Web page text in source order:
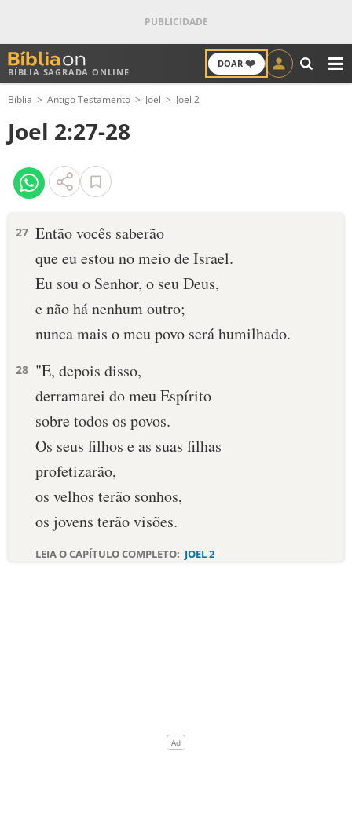
BÍBLIA SAGRADA ONLINE
DOAR ❤️
ANTIGO TESTAMENTO
NOVO TESTAMENTO
VERSÍCULOS
PALAVRA DO DIA
SALMO DO DIA
DEVOCIONAL DIÁRIO
10 MANDAMENTOS
ESTUDOS BÍBLICOS
TEMAS
Bíblia Antigo Testamento Joel Joel 2
Joel 2:27-28
27 Então vocês saberão
que eu estou no meio de Israel.
Eu sou o Senhor, o seu Deus,
e não há nenhum outro;
nunca mais o meu povo será humilhado.
28 "E, depois disso,
derramarei do meu Espírito
sobre todos os povos.
Os seus filhos e as suas filhas
profetizarão,
os velhos terão sonhos,
os jovens terão visões.
LEIA O CAPÍTULO COMPLETO: JOEL 2